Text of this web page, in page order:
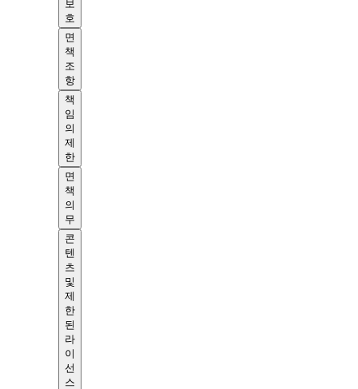
보
호
면
책
조
항
책
임
의
제
한
면
책
의
무
콘
텐
츠
및
제
한
된
라
이
선
스